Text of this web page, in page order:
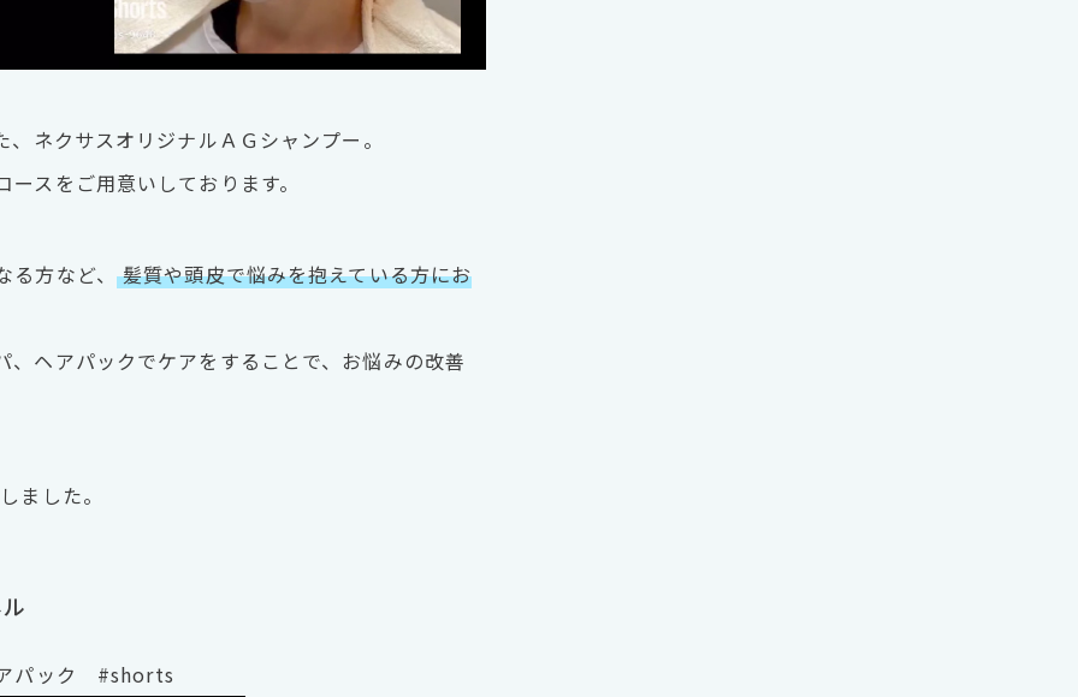
ネクサスオリジナルＡＧシャンプー。
スをご用意いしております。
方など、 髪質や頭皮で悩みを抱えている方にお
ヘアパックでケアをすることで、お悩みの改善
ました。
アパック #shorts